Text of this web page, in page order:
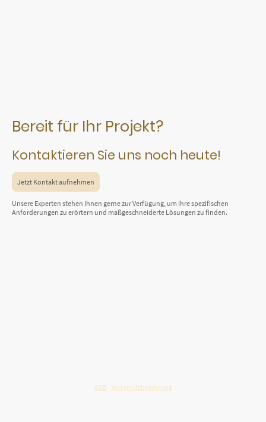
Bereit für Ihr Projekt?
Kontaktieren Sie uns noch heute!
Jetzt Kontakt aufnehmen
Unsere Experten stehen Ihnen gerne zur Verfügung, um Ihre spezifischen
Anforderungen zu erörtern und maßgeschneiderte Lösungen zu finden.
AGB- Widerrufsbelehrung